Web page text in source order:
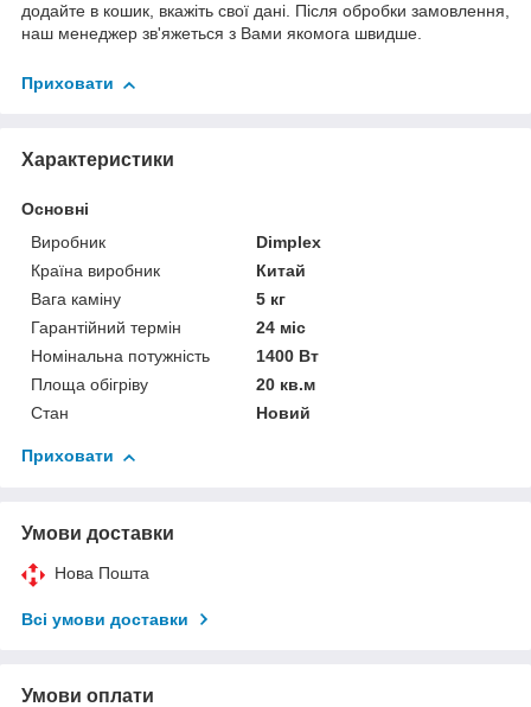
додайте в кошик, вкажіть свої дані. Після обробки замовлення,
наш менеджер зв'яжеться з Вами якомога швидше.
Приховати
Характеристики
Основні
Виробник
Dimplex
Країна виробник
Китай
Вага каміну
5 кг
Гарантійний термін
24 міс
Номінальна потужність
1400 Вт
Площа обігріву
20 кв.м
Стан
Новий
Приховати
Умови доставки
Нова Пошта
Всі умови доставки
Умови оплати